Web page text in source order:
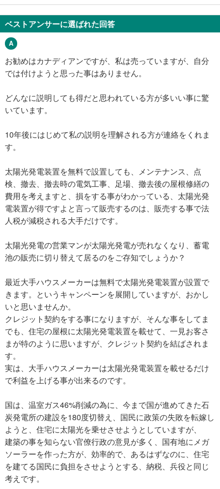
ベストアンサーに選ばれた回答
お勧めはカナディアンですが、私は売っていますが、自分
では付けようと思った事はありません。
どんなに説明しても得だと思われている方が多いい事に驚
いています。
10年後にはじめて私の説明を理解される方が連絡をくれま
す。
太陽光発電装置を無料で設置しても、メンテナンス、点
検、撤去、撤去時の電気工事、足場、撤去後の屋根修繕の
費用を考えますと、損をする事がわかっている、太陽光発
電装置が得ですよと言って販売するのは、販売する事で法
人税が減税される大手だけです。
太陽光発電の営業マンが太陽光発電が売れなくなり、蓄電
池の販売に切り替えて居るのをご存知でしょうか？
最近大手ハウスメーカーは無料で太陽光発電装置が設置で
きます。というキャンペーンを展開していますが、おかし
いと思いませんか。
クレジット契約をする事になりますが、そんな事をしてま
でも、住宅の屋根に太陽光発電装置を載せて、一見お客さ
まが特のように思いますが、クレジット契約を結ばされま
す。
実は、大手ハウスメーカーは太陽光発電装置を載せるだけ
で利益を上げる事が出来るのです。
国は、温室ガス46%削減の為に、今まで国が進めてきた石
炭発電所の建設を180度切替え、国民に政策の失敗を転嫁し
ようと、住宅に太陽光を乗せさせようとしていますが、
建築の事を知らない官僚行政の意見が多く、国有地にメガ
ソーラーを作った方が、効率的で、あるはずなのに、住宅
を建てる国民に負担をさせようとする、納税、兵役と同じ
考えです。